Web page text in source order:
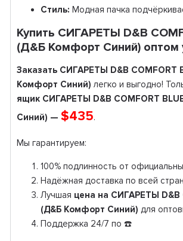
Стиль: Модная пачка
Купить СИГАРЕТЫ D&B
(Д&Б Комфорт Синий) оптом
Заказать СИГАРЕТЫ D&B COMFORT
Комфорт Синий) легко и выгодно!
ящик СИГАРЕТЫ D&B COMFORT
Синий) — $435.
Мы гарантируем:
100% подлинность от
Надёжная доставка по всей
Лучшая цена на СИГАРЕТЫ D&B
(Д&Б Комфорт Синий) для
Поддержка 24/7 по ☎️